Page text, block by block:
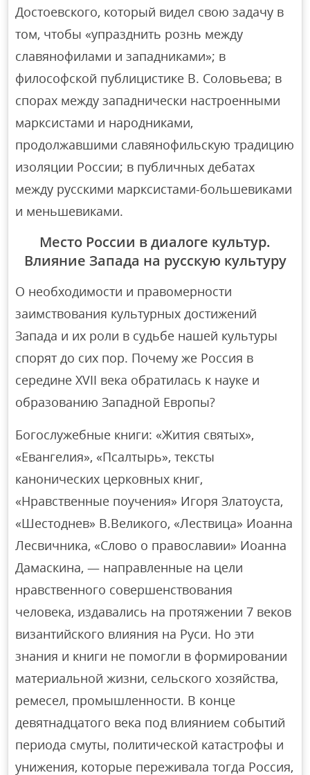
Достоевского, который видел свою задачу в
том, чтобы «упразднить рознь между
славянофилами и западниками»; в
философской публицистике В. Соловьева; в
спорах между западнически настроенными
марксистами и народниками,
продолжавшими славянофильскую традицию
изоляции России; в публичных дебатах
между русскими марксистами-большевиками
и меньшевиками.
Место России в диалоге культур.
Влияние Запада на русскую культуру
О необходимости и правомерности
заимствования культурных достижений
Запада и их роли в судьбе нашей культуры
спорят до сих пор. Почему же Россия в
середине XVII века обратилась к науке и
образованию Западной Европы?
Богослужебные книги: «Жития святых»,
«Евангелия», «Псалтырь», тексты
канонических церковных книг,
«Нравственные поучения» Игоря Златоуста,
«Шестоднев» В.Великого, «Лествица» Иоанна
Лесвичника, «Слово о православии» Иоанна
Дамаскина, — направленные на цели
нравственного совершенствования
человека, издавались на протяжении 7 веков
византийского влияния на Руси. Но эти
знания и книги не помогли в формировании
материальной жизни, сельского хозяйства,
ремесел, промышленности. В конце
девятнадцатого века под влиянием событий
периода смуты, политической катастрофы и
унижения, которые переживала тогда Россия,